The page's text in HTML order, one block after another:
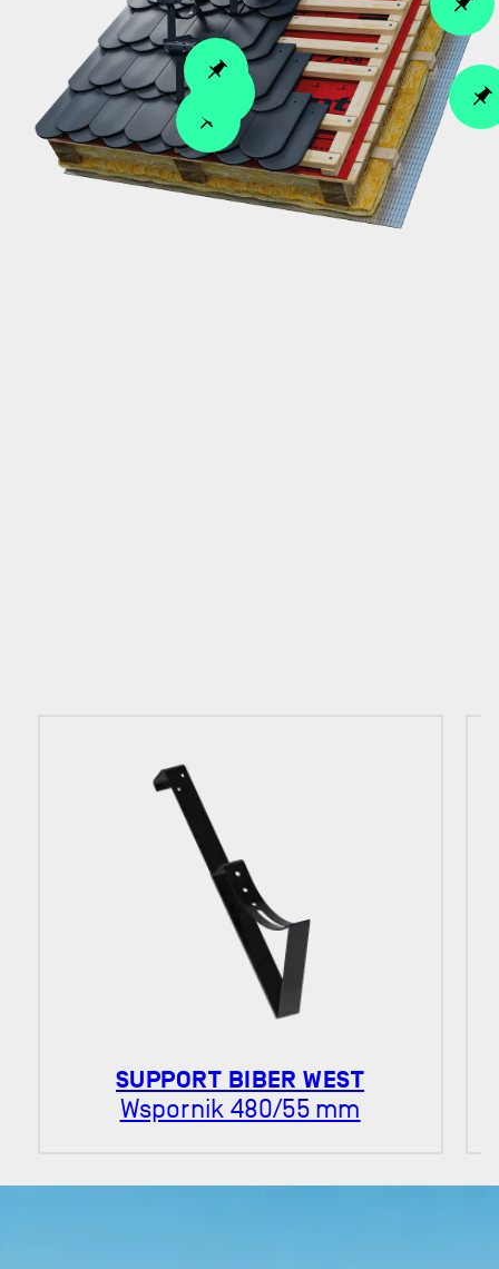
SUPPORT BIBER WEST
Wspornik 480/55 mm